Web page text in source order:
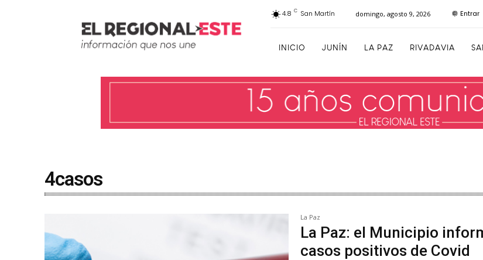
4.8 C San Martín domingo, agosto 9, 2026 Entrar
INICIO JUNÍN LA PAZ RIVADAVIA
4casos
La Paz
La Paz: el Municipio
casos positivos de Covid